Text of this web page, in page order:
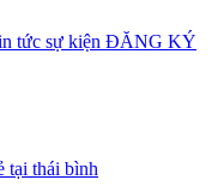
tức sự kiện ĐĂNG KÝ
tại thái bình